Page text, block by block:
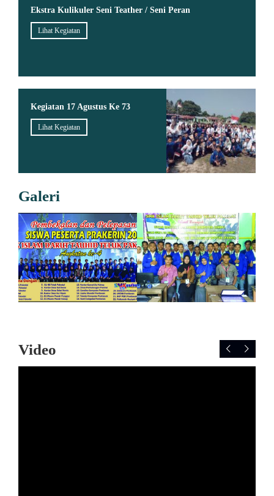
Ekstra Kulikuler Seni Teather / Seni Peran
Lihat Kegiatan
Kegiatan 17 Agustus Ke 73
Lihat Kegiatan
Galeri
Video